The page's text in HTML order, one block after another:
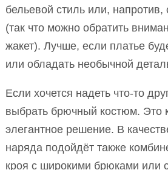
бельевой стиль или, напротив,
(так что можно обратить
жакет). Лучше, если платье
или обладать необычной
Если хочется надеть что-то
выбрать брючный костюм. Это
элегантное решение. В
наряда подойдёт также
кроя с широкими брюками или